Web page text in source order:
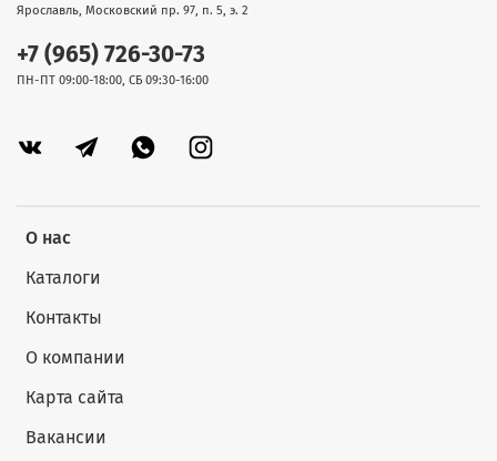
О нас
Каталоги
Контакты
О компании
Карта сайта
Вакансии
Ярославль, Московский пр. 97, п. 5, э. 2
+7 (965) 726-30-73
ПН-ПТ 09:00-18:00, СБ 09:30-16:00